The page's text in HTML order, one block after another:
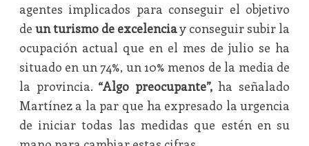
agentes implicados para conseguir el objetivo
de un turismo de excelenciay conseguir subir la
ocupación actual que en el mes de julio se ha
situado en un 74%, un 10% menos de la media de
la provincia. “Algo preocupante”,ha señalado
Martínez a la par que ha expresado la urgencia
de iniciar todas las medidas que estén en su